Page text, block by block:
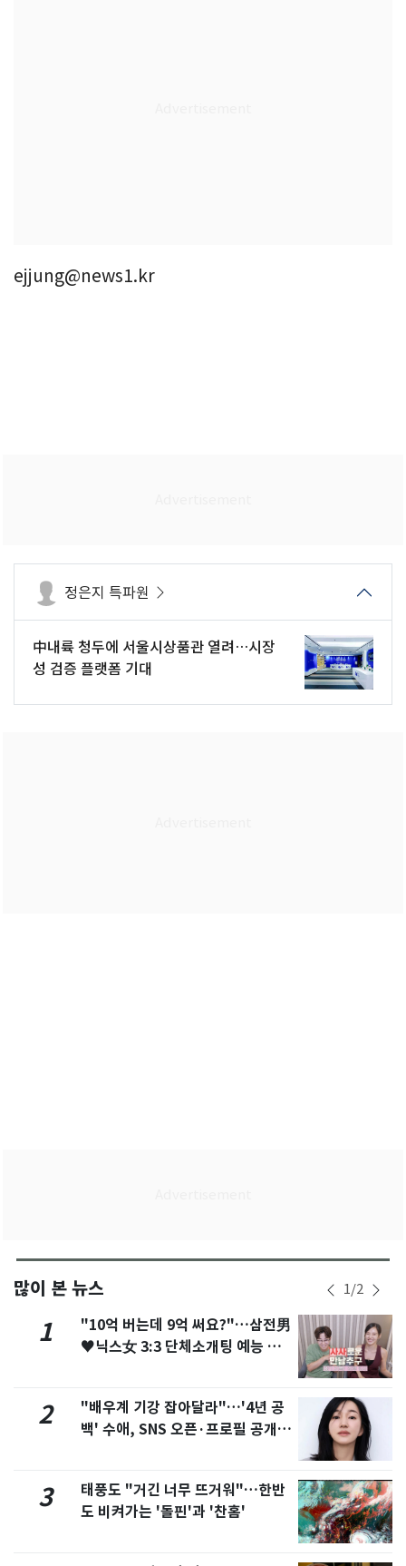
ejjung@news1.kr
정은지 특파원
中내륙 청두에 서울시상품관 열려…시장
성 검증 플랫폼 기대
많이 본 뉴스 1/2
1
"10억 버는데 9억 써요?"…삼전男
♥닉스女 3:3 단체소개팅 예능 화
2
"배우계 기강 잡아달라"…'4년 공
백' 수애, SNS 오픈·프로필 공개
3
태풍도 "거긴 너무 뜨거워"…한반
도 비켜가는 '돌핀'과 '찬홈'